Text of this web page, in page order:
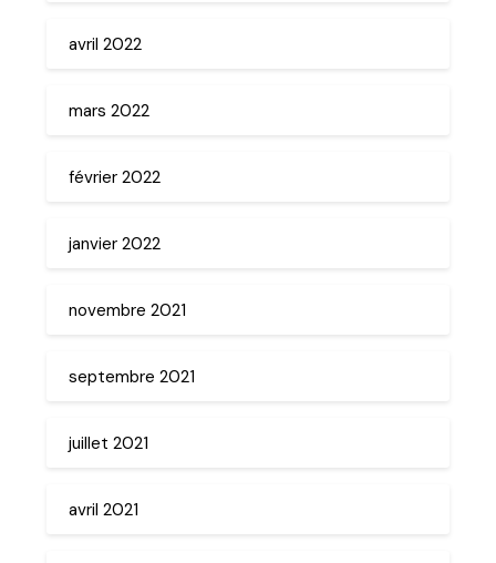
avril 2022
mars 2022
février 2022
janvier 2022
novembre 2021
septembre 2021
juillet 2021
avril 2021